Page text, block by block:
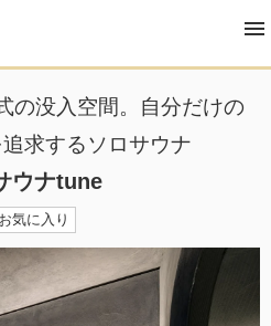
の没入空間。自分だけの
追求するソロサウナ
ウナtune
気に入り